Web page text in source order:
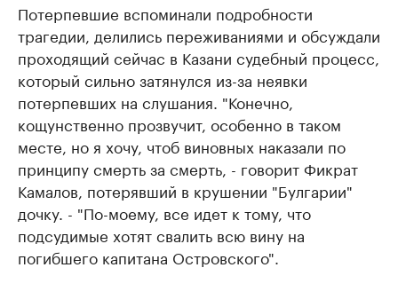
Потерпевшие вспоминали подробности
трагедии, делились переживаниями и обсуждали
проходящий сейчас в Казани судебный процесс,
который сильно затянулся из-за неявки
потерпевших на слушания. "Конечно,
кощунственно прозвучит, особенно в таком
месте, но я хочу, чтоб виновных наказали по
принципу смерть за смерть, - говорит Фикрат
Камалов, потерявший в крушении "Булгарии"
дочку. - "По-моему, все идет к тому, что
подсудимые хотят свалить всю вину на
погибшего капитана Островского".